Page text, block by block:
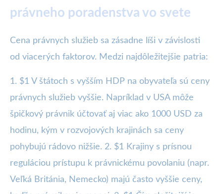
právneho poradenstva vo svete
Cena právnych služieb sa zásadne líši v závislosti
od viacerých faktorov. Medzi najdôležitejšie patria:
1. $1 V štátoch s vyšším HDP na obyvateľa sú ceny
právnych služieb vyššie. Napríklad v USA môže
špičkový právnik účtovať aj viac ako 1000 USD za
hodinu, kým v rozvojových krajinách sa ceny
pohybujú rádovo nižšie. 2. $1 Krajiny s prísnou
reguláciou prístupu k právnickému povolaniu (napr.
Veľká Británia, Nemecko) majú často vyššie ceny,